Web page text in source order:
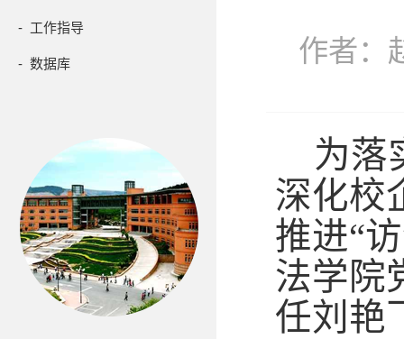
- 工作指导
- 数据库 作者
为落
深化校
推进“
法学院
任刘艳